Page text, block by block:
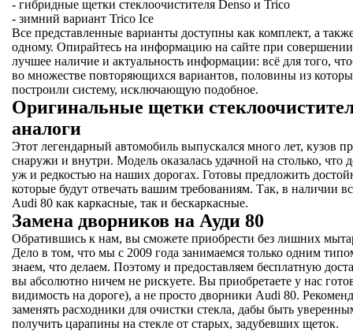
- гибридные щетки стеклоочистителя Denso и Trico
- зимний вариант Trico Ice
Все представленные варианты доступны как комплект, а
одному. Опирайтесь на информацию на сайте при
лучшее наличие и актуальность информации: всё для того,
во множестве повторяющихся вариантов, половины из
построили систему, исключающую подобное.
Оригинальные щетки
аналоги
Этот легендарный автомобиль выпускался много лет, кузов
снаружи и внутри. Модель оказалась удачной на столько, что
уж и редкостью на наших дорогах. Готовы предложить
которые будут отвечать вашим требованиям. Так, в наличии
Audi 80 как каркасные, так и бескаркасные.
Замена дворников на Ауди 80
Обратившись к нам, вы сможете приобрести без лишних
Дело в том, что мы с 2009 года занимаемся только одним
знаем, что делаем. Поэтому и предоставляем бесплатную
вы абсолютно ничем не рискуете. Вы приобретаете у нас
видимость на дороге), а не просто дворники Audi 80.
заменять расходники для очистки стекла, дабы быть
получить царапины на стекле от старых, задубевших щеток.